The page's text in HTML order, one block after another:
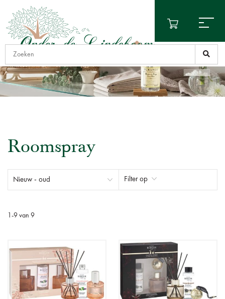
Roomspray
Filter op
-9 van 9